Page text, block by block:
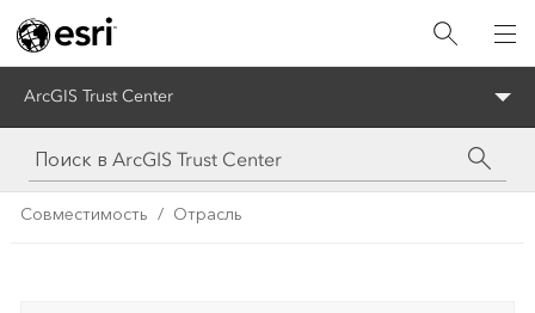
ArcGIS Trust Center
Совместимость Отрасль